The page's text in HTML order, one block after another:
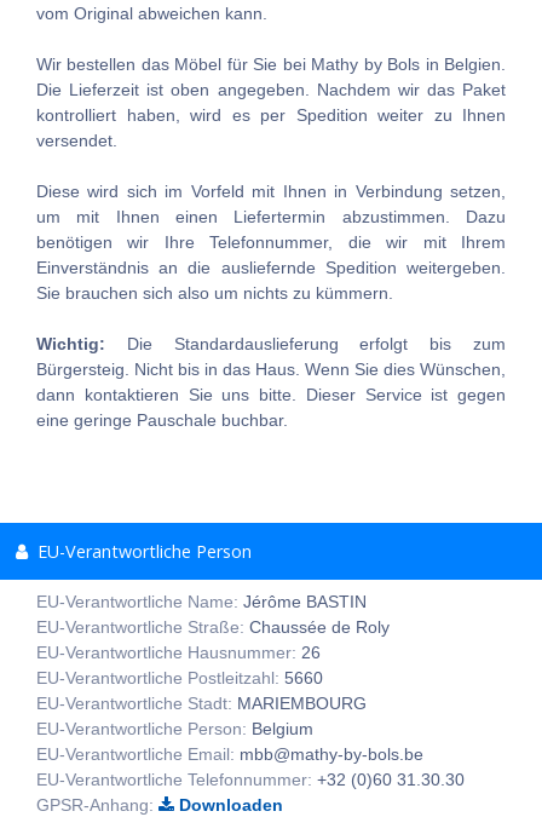
vom Original abweichen kann.
Wir bestellen das Möbel für Sie bei Mathy by Bols in Belgien.
Die Lieferzeit ist oben angegeben. Nachdem wir das Paket
kontrolliert haben, wird es per Spedition weiter zu Ihnen
versendet.
Diese wird sich im Vorfeld mit Ihnen in Verbindung setzen,
um mit Ihnen einen Liefertermin abzustimmen. Dazu
benötigen wir Ihre Telefonnummer, die wir mit Ihrem
Einverständnis an die ausliefernde Spedition weitergeben.
Sie brauchen sich also um nichts zu kümmern.
Wichtig: Die Standardauslieferung erfolgt bis zum
Bürgersteig. Nicht bis in das Haus. Wenn Sie dies Wünschen,
dann kontaktieren Sie uns bitte. Dieser Service ist gegen
eine geringe Pauschale buchbar.
EU-Verantwortliche Person
EU-Verantwortliche Name: Jérôme BASTIN
EU-Verantwortliche Straße: Chaussée de Roly
EU-Verantwortliche Hausnummer: 26
EU-Verantwortliche Postleitzahl: 5660
EU-Verantwortliche Stadt: MARIEMBOURG
EU-Verantwortliche Person: Belgium
EU-Verantwortliche Email: mbb@mathy-by-bols.be
EU-Verantwortliche Telefonnummer: +32 (0)60 31.30.30
GPSR-Anhang:
Downloaden